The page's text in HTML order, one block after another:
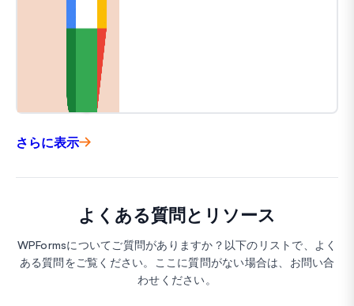
さらに表示
よくある質問とリソース
WPFormsについてご質問がありますか？以下のリストで、よく
ある質問をご覧ください。ここに質問がない場合は、お問い合
わせください。